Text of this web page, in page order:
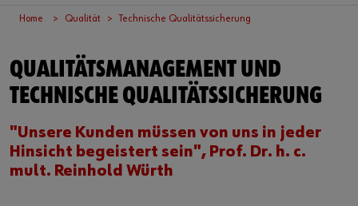
Sie möchten sich im Online-Shop registrieren?
Funktionen des Online-Shops nutzen.
Verkauf nur an Gewerbetreibende
Referenzen
Sonder- und Zeichnungsteile
Küchen- und Möbelindustrie
Engagement
Presse
Home Qualität Technische Qualitätssicherung
QUALITÄTSMANAGEMENT UND
TECHNISCHE QUALITÄTSSICHERUNG
"Unsere Kunden müssen von uns in jeder
Hinsicht begeistert sein", Prof. Dr. h. c.
mult. Reinhold Würth